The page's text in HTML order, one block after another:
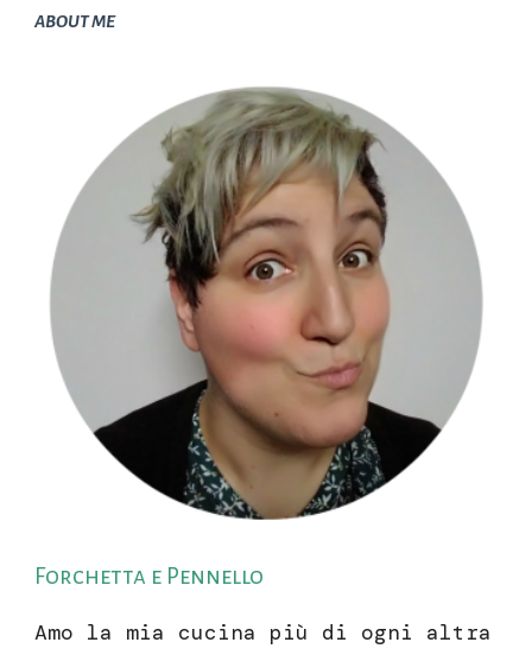
ABOUT ME
Forchetta e Pennello
Amo la mia cucina più di ogni altra